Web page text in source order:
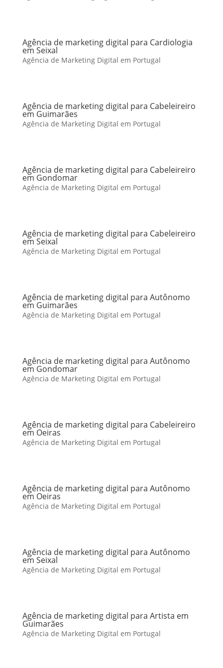
Agência de marketing digital para Cardiologia
em Seixal
Agência de Marketing Digital em Portugal
Agência de marketing digital para Cabeleireiro
em Guimarães
Agência de Marketing Digital em Portugal
Agência de marketing digital para Cabeleireiro
em Gondomar
Agência de Marketing Digital em Portugal
Agência de marketing digital para Cabeleireiro
em Seixal
Agência de Marketing Digital em Portugal
Agência de marketing digital para Autônomo
em Guimarães
Agência de Marketing Digital em Portugal
Agência de marketing digital para Autônomo
em Gondomar
Agência de Marketing Digital em Portugal
Agência de marketing digital para Cabeleireiro
em Oeiras
Agência de Marketing Digital em Portugal
Agência de marketing digital para Autônomo
em Oeiras
Agência de Marketing Digital em Portugal
Agência de marketing digital para Autônomo
em Seixal
Agência de Marketing Digital em Portugal
Agência de marketing digital para Artista em
Guimarães
Agência de Marketing Digital em Portugal